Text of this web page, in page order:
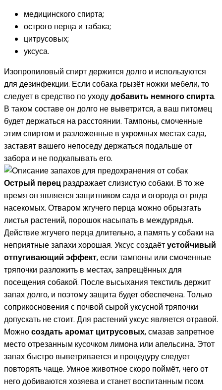
медицинского спирта;
острого перца и табака;
цитрусовых;
уксуса.
Изопропиловый спирт держится долго и используются
для дезинфекции. Если собака грызёт ножки мебели, то
следует в средство по уходудобавить немного спирта.
В таком составе он долго не выветрится, а ваш питомец
будет держаться на расстоянии. Тампоны, смоченные
этим спиртом и разложенные в укромных местах сада,
заставят вашего непоседу держаться подальше от
забора и не подкапывать его.
Острый перец раздражает слизистую собаки. В то же
время он является защитником сада и огорода от ряда
насекомых. Отваром жгучего перца можно обрызгать
листья растений, порошок насыпать в междурядья.
Действие жгучего перца длительно, а память у собаки на
неприятные запахи хорошая. Уксус создаётустойчивый
отпугивающий эффект, если тампоны или смоченные
тряпочки разложить в местах, запрещённых для
посещения собакой. После высыхания текстиль держит
запах долго, и поэтому защита будет обеспечена. Только
соприкосновения с почвой сырой уксусной тряпочки
допускать не стоит. Для растений уксус является отравой.
Можносоздать аромат цитрусовых, смазав запретное
место отрезанным кусочком лимона или апельсина. Этот
запах быстро выветривается и процедуру следует
повторять чаще. Умное животное скоро поймёт, чего от
него добиваются хозяева и станет воспитанным псом.